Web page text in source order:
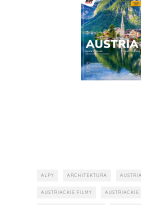
ALPY ARCHITEKTURA
AUSTRIACKIE FILMY AUSTRIACKIE